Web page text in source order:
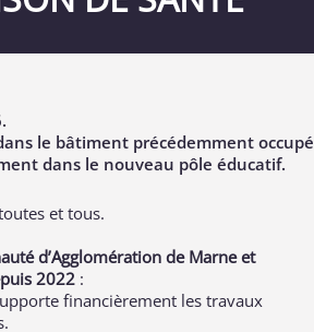
le bâtiment précédemment occupé
dans le nouveau pôle éducatif.
et tous.
d’Agglomération de Marne et
2022 :
financièrement les travaux